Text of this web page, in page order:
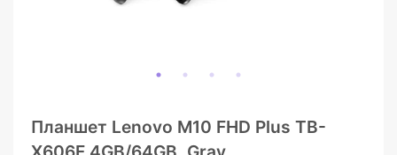
Планшет Lenovo M10 FHD Plus TB-